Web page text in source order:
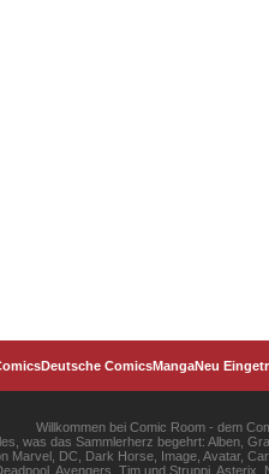
Deutsche ComicsMangaNeu
Willkommen bei Comic Room - dem
was das Sammlerherz begehrt: Alben,
Marvel, DC, Dark Horse, Image, Avatar,
Avengers, Tim und Struppi,